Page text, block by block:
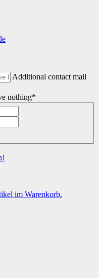
Additional contact mail
nothing*
im Warenkorb.